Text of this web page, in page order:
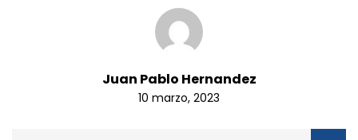
Juan Pablo Hernandez
10 marzo, 2023